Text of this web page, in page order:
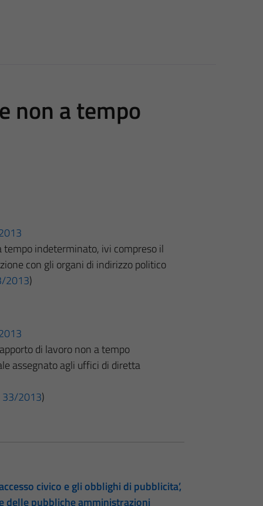
non a tempo
indeterminato, ivi compreso il
con gli organi di indirizzo politico
2013)
di lavoro non a tempo
assegnato agli uffici di diretta
33/2013)
civico e gli obblighi di pubblicita’,
delle pubbliche amministrazioni